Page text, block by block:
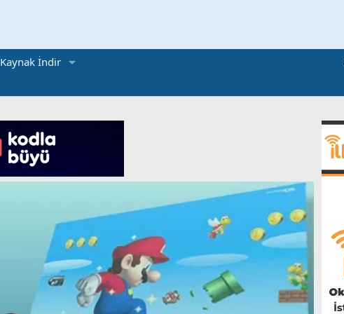
Kaynak İndir